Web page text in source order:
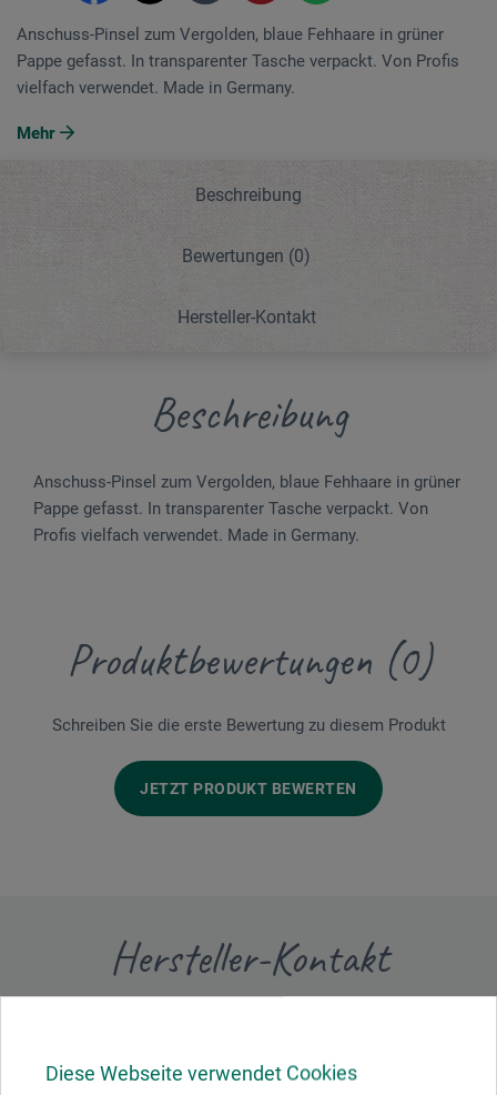
Diese Webseite verwendet Cookies
Anschuss-Pinsel zum Vergolden, blaue Fehhaare in grüner
Pappe gefasst. In transparenter Tasche verpackt. Von Profis
vielfach verwendet. Made in Germany.
Mehr
Beschreibung
Bewertungen (0)
Hersteller-Kontakt
Beschreibung
Anschuss-Pinsel zum Vergolden, blaue Fehhaare in grüner
Pappe gefasst. In transparenter Tasche verpackt. Von
Profis vielfach verwendet. Made in Germany.
Produktbewertungen (0)
Schreiben Sie die erste Bewertung zu diesem Produkt
JETZT PRODUKT BEWERTEN
Hersteller-Kontakt